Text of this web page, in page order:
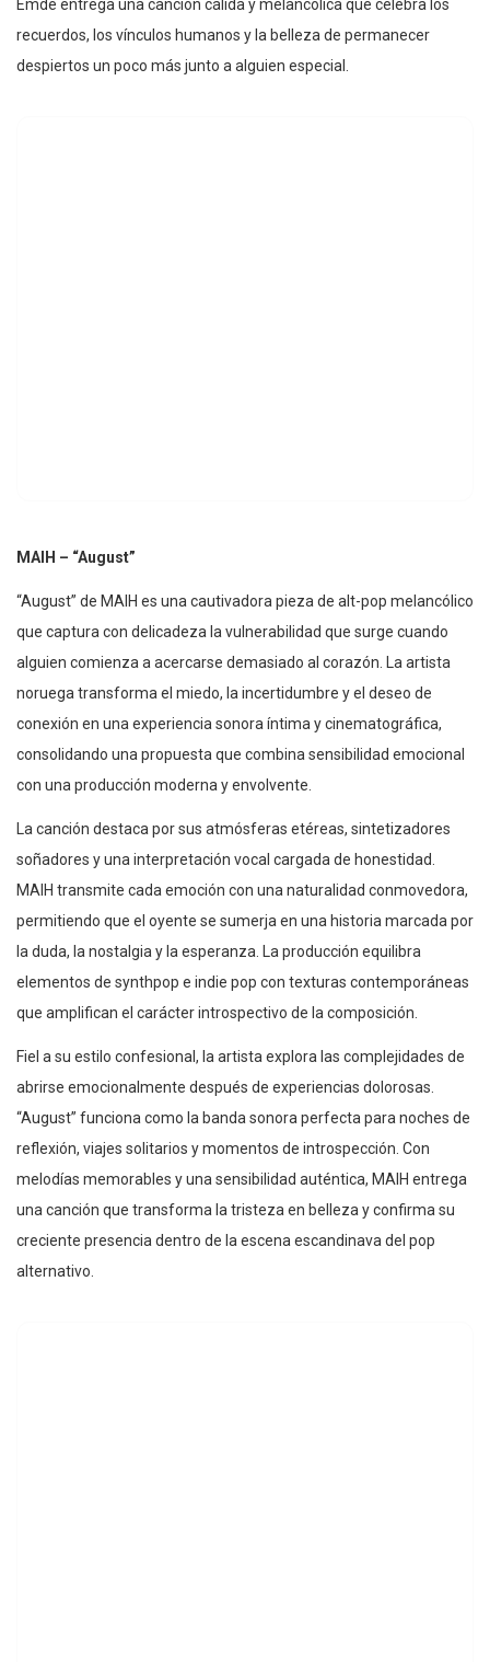
Emde entrega una canción cálida y melancólica que celebra los
recuerdos, los vínculos humanos y la belleza de permanecer
despiertos un poco más junto a alguien especial.
MAIH – “August”
“August” de MAIH es una cautivadora pieza de alt-pop melancólico
que captura con delicadeza la vulnerabilidad que surge cuando
alguien comienza a acercarse demasiado al corazón. La artista
noruega transforma el miedo, la incertidumbre y el deseo de
conexión en una experiencia sonora íntima y cinematográfica,
consolidando una propuesta que combina sensibilidad emocional
con una producción moderna y envolvente.
La canción destaca por sus atmósferas etéreas, sintetizadores
soñadores y una interpretación vocal cargada de honestidad.
MAIH transmite cada emoción con una naturalidad conmovedora,
permitiendo que el oyente se sumerja en una historia marcada por
la duda, la nostalgia y la esperanza. La producción equilibra
elementos de synthpop e indie pop con texturas contemporáneas
que amplifican el carácter introspectivo de la composición.
Fiel a su estilo confesional, la artista explora las complejidades de
abrirse emocionalmente después de experiencias dolorosas.
“August” funciona como la banda sonora perfecta para noches de
reflexión, viajes solitarios y momentos de introspección. Con
melodías memorables y una sensibilidad auténtica, MAIH entrega
una canción que transforma la tristeza en belleza y confirma su
creciente presencia dentro de la escena escandinava del pop
alternativo.